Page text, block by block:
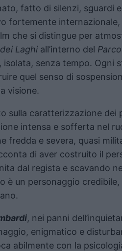
fatto di silenzi, sguardi
fortemente
che si distingue per
Laghiall’interno del
senza tempo. Ogni
quel senso di
visione.
sulla caratterizzazione dei
intensa e sofferta nel
fredda e severa, quasi
di aver costruito il
dal regista e scavando
è un personaggio
, nei panni
enigmatico e
abilmente con la